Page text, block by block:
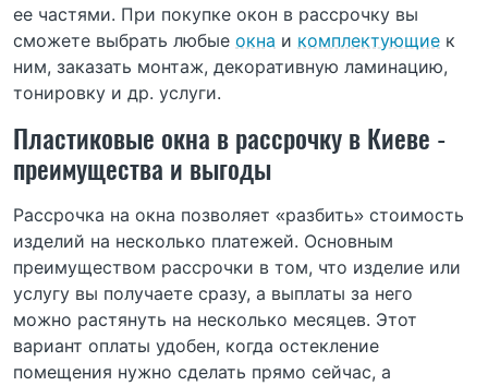
ее частями. При покупке окон в рассрочку вы
сможете выбрать любые окна и комплектующие к
ним, заказать монтаж, декоративную ламинацию,
тонировку и др. услуги.
Пластиковые окна в рассрочку в Киеве -
преимущества и выгоды
Рассрочка на окна позволяет «разбить» стоимость
изделий на несколько платежей. Основным
преимуществом рассрочки в том, что изделие или
услугу вы получаете сразу, а выплаты за него
можно растянуть на несколько месяцев. Этот
вариант оплаты удобен, когда остекление
помещения нужно сделать прямо сейчас, а